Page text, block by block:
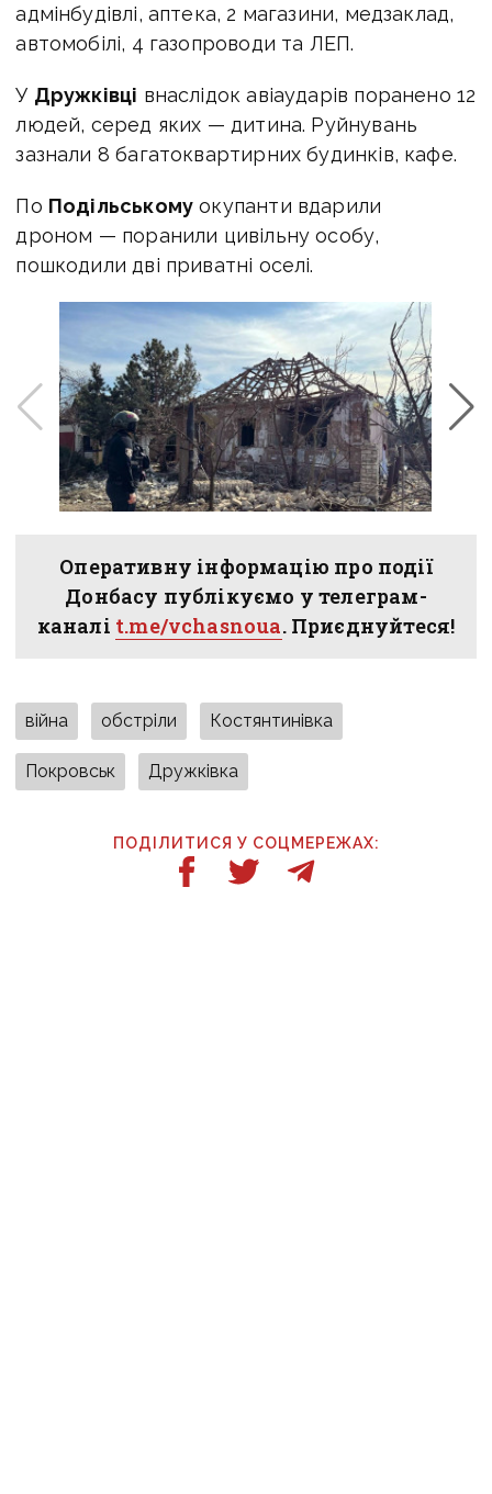
адмінбудівлі, аптека, 2 магазини, медзаклад,
автомобілі, 4 газопроводи та ЛЕП.
У Дружківці внаслідок авіаударів поранено 12
людей, серед яких — дитина. Руйнувань
зазнали 8 багатоквартирних будинків, кафе.
По Подільському окупанти вдарили
дроном — поранили цивільну особу,
пошкодили дві приватні оселі.
Оперативну інформацію про події
Донбасу публікуємо у телеграм-
каналі t.me/vchasnoua. Приєднуйтеся!
війна обстріли Костянтинівка
Покровськ Дружківка
ПОДІЛИТИСЯ У СОЦМЕРЕЖАХ: